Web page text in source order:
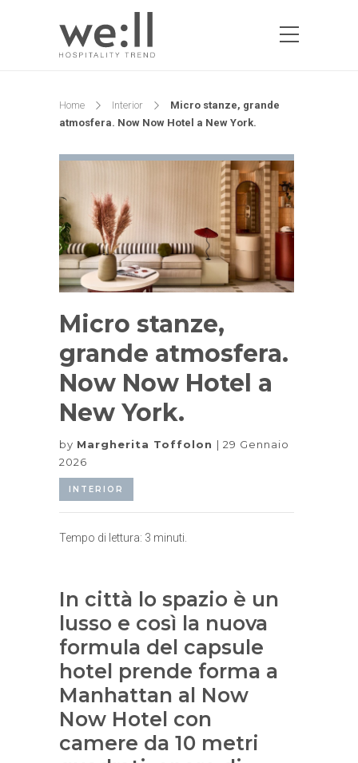
Home Interior
Micro stanze, grande
atmosfera. Now Now Hotel a New York.
Micro stanze,
grande atmosfera.
Now Now Hotel a
New York.
by Margherita Toffolon
29 Gennaio
2026
INTERIOR
Tempo di lettura: 3 minuti.
In città lo spazio è un
lusso e così la nuova
formula del capsule
hotel prende forma a
Manhattan al Now
Now Hotel con
camere da 10 metri